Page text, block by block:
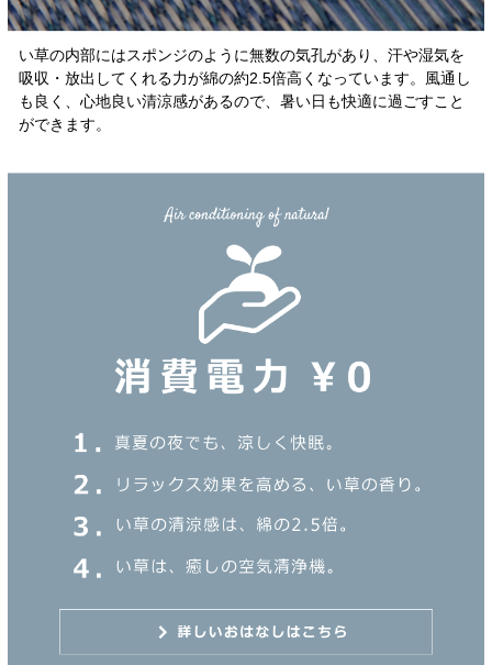
い草の内部にはスポンジのように無数の気孔があり、汗や湿気を
吸収・放出してくれる力が綿の約2.5倍高くなっています。風通し
も良く、心地良い清涼感があるので、暑い日も快適に過ごすこと
ができます。